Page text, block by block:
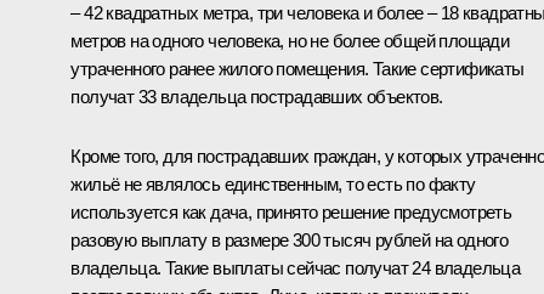
‒ 42 квадратных метра, три человека и более ‒ 18
метров на одного человека, но не более общей площади
утраченного ранее жилого помещения. Такие сертификаты
получат 33 владельца пострадавших объектов.
Кроме того, для пострадавших граждан, у которых
жильё не являлось единственным, то есть по факту
используется как дача, принято решение предусмотреть
разовую выплату в размере 300 тысяч рублей на одного
владельца. Такие выплаты сейчас получат 24 владельца